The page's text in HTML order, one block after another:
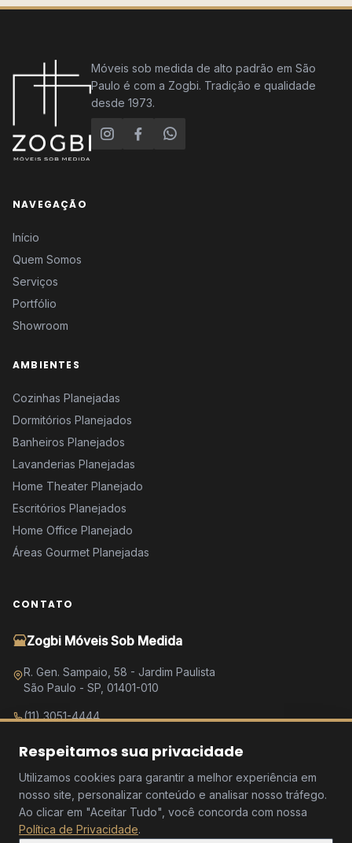
Móveis sob medida de alto padrão em São
Paulo é com a Zogbi. Tradição e qualidade
desde 1973.
NAVEGAÇÃO
Início
Quem Somos
Serviços
Portfólio
Showroom
AMBIENTES
Cozinhas Planejadas
Dormitórios Planejados
Banheiros Planejados
Lavanderias Planejadas
Home Theater Planejado
Escritórios Planejados
Home Office Planejado
Áreas Gourmet Planejadas
CONTATO
Zogbi Móveis Sob Medida
R. Gen. Sampaio, 58 - Jardim Paulista
São Paulo - SP, 01401-010
(11) 3051-4444
Fale no WhatsApp
Seg a Sex: 9h às 19h
Sábado: 9h às 17h
Domingo: Fechado
Respeitamos sua privacidade
Utilizamos cookies para garantir a melhor experiência em
nosso site, personalizar conteúdo e analisar nosso tráfego.
Ao clicar em "Aceitar Tudo", você concorda com nossa
Política de Privacidade.